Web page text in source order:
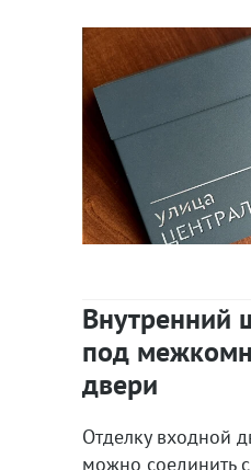
Внутренний
под
двери
Отделку входной
можно соединить